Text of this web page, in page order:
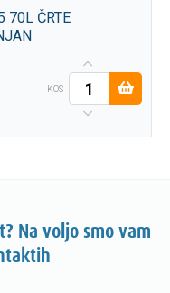
70L ČRTE
KOS
Na voljo smo vam